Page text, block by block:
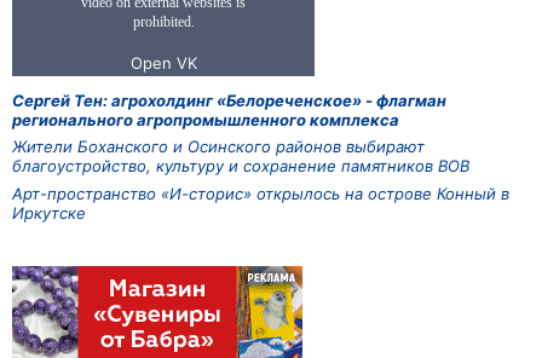
Сергей Тен: агрохолдинг «Белореченское» - флагман
регионального агропромышленного комплекса
Жители Боханского и Осинского районов выбирают
благоустройство, культуру и сохранение памятников ВОВ
Арт-пространство «И-сторис» открылось на острове Конный в
Иркутске